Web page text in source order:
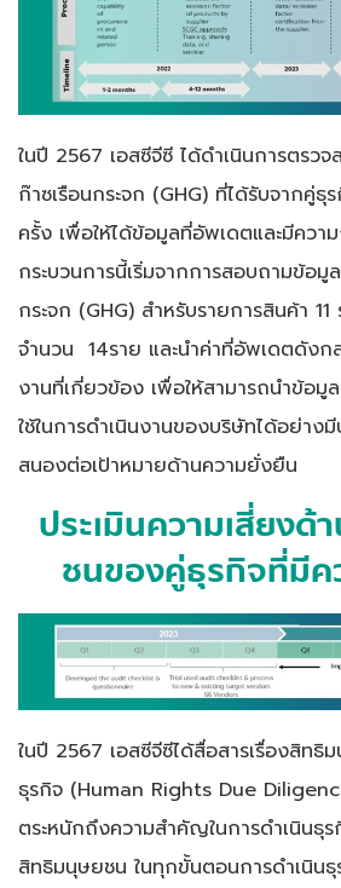
ในปี 2567 เอสซีจีซี ได้ดำเนินการตรว
ก๊าซเรือนกระจก (GHG) ที่ได้รับจากคู่
ครั้ง เพื่อให้ได้ข้อมูลที่อัพเดตและมีคว
กระบวนการนี้เริ่มจากการสอบถามข้อมู
กระจก (GHG) สำหรับรายการสินค้า
จำนวน 14ราย และนำค่าที่อัพเดตดัง
งานที่เกี่ยวข้อง เพื่อให้สามารถนำข้อมู
ใช้ในการดำเนินงานของบริษัทได้อย่าง
สนองต่อเป้าหมายด้านความยั่งยืน
ประเมินความเสี่ยง
ชนของคู่ธุรกิจที่มี
ในปี 2567 เอสซีจีซีได้สื่อสารเรื่องสิท
ธุรกิจ (Human Rights Due
ตระหนักถึงความสำคัญในการดำเนินธุ
สิทธิมนุษยชน ในทุกขั้นตอนการดำเนิน